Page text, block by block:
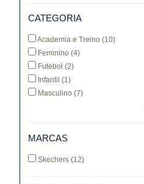
CATEGORIA
Academia e Treino (10)
Feminino (4)
Futebol (2)
Infantil (1)
Masculino (7)
MARCAS
Skechers (12)